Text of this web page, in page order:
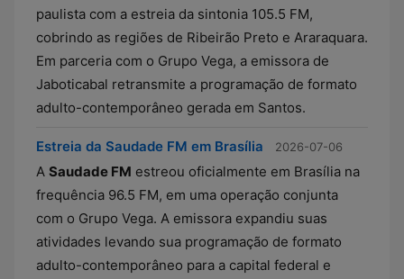
paulista com a estreia da sintonia 105.5 FM,
cobrindo as regiões de Ribeirão Preto e Araraquara.
Em parceria com o Grupo Vega, a emissora de
Jaboticabal retransmite a programação de formato
adulto-contemporâneo gerada em Santos.
Estreia da Saudade FM em Brasília 2026-07-06
A Saudade FM estreou oficialmente em Brasília na
frequência 96.5 FM, em uma operação conjunta
com o Grupo Vega. A emissora expandiu suas
atividades levando sua programação de formato
adulto-contemporâneo para a capital federal e